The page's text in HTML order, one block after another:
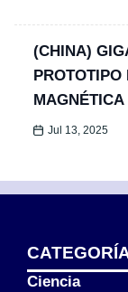
(CHINA)
Jul 13, 2025
Ciencia